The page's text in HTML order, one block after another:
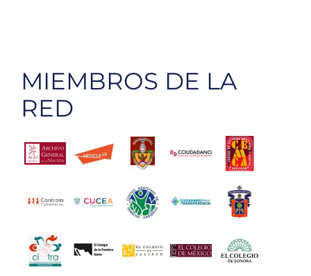
MIEMBROS DE LA
RED